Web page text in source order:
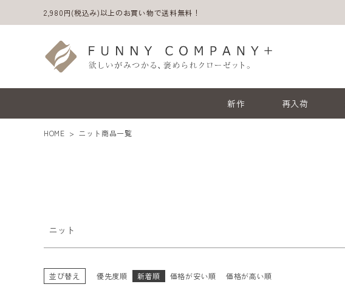
2,980円(税込み)以上のお買い物で送料無料！
新作 再入荷
ログイン
HOME ニット商品一覧
ニット
価格
〜
商品タグ
セール
限定 再入荷 翌日発送
カラー
並び替え 優先度順 新着順 価格が安い順 価格が高い順